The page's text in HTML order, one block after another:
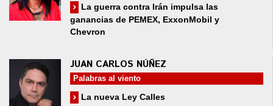
La guerra contra Irán impulsa las
ganancias de PEMEX, ExxonMobil y
Chevron
JUAN CARLOS NÚÑEZ
Palabras al viento
La nueva Ley Calles